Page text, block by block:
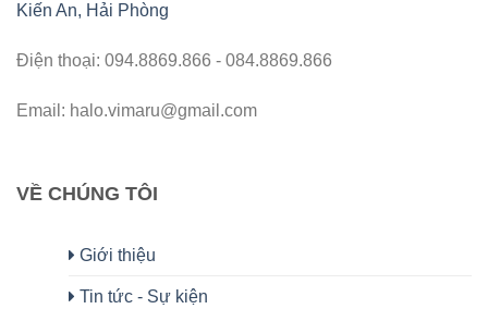
Kiến An, Hải Phòng
Điện thoại: 094.8869.866 - 084.8869.866
Email: halo.vimaru@gmail.com
VỀ CHÚNG TÔI
Giới thiệu
Tin tức - Sự kiện